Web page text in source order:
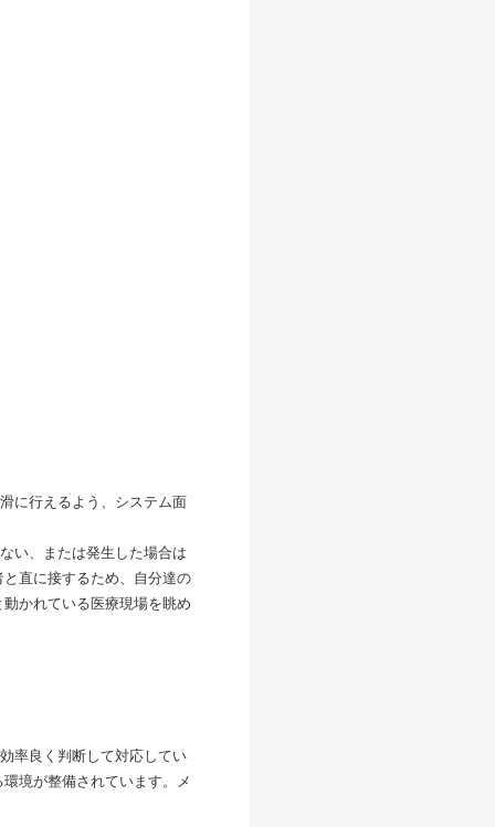
に行えるよう、システム面
い、または発生した場合は
直に接するため、自分達の
かれている医療現場を眺め
率良く判断して対応してい
境が整備されています。メ